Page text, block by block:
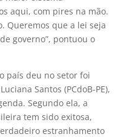
aqui, com pires na mão.
Queremos que a lei seja
governo”, pontuou o
país deu no setor foi
Santos (PCdoB-PE),
Segundo ela, a
tem sido exitosa,
estranhamento